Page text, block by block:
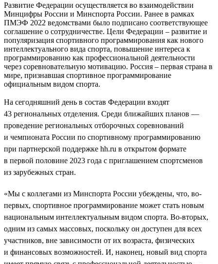
Развитие Федерации осуществляется во взаимодействии
Минцифры России и Минспорта России. Ранее в рамках
ПМЭФ 2022 ведомствами было подписано соответствующее
соглашение о сотрудничестве. Цели Федерации – развитие и
популяризация спортивного программирования как нового
интеллектуального вида спорта, повышение интереса к
программированию как профессиональной деятельности
через соревновательную мотивацию. Россия – первая страна в
мире, признавшая спортивное программирование
официальным видом спорта.
На сегодняшний день в состав Федерации входят
43 региональных отделения. Среди ближайших планов —
проведение региональных отборочных соревнований
и чемпионата России по спортивному программированию
при партнерской поддержке hh.ru в открытом формате
в первой половине 2023 года с приглашением спортсменов
из зарубежных стран.
«Мы с коллегами из Минспорта России убеждены, что, во-
первых, спортивное программирование может стать новым
национальным интеллектуальным видом спорта. Во-вторых,
одним из самых массовых, поскольку он доступен для всех
участников, вне зависимости от их возраста, физических
и финансовых возможностей. И, наконец, новый вид спорта